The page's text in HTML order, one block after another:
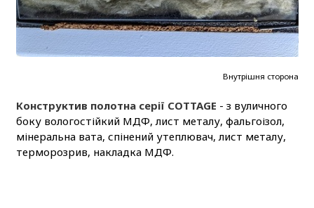
Внутрішня сторона
Конструктив полотна серії COTTAGE - з вуличного
боку вологостійкий МДФ, лист металу, фальгоізол,
мінеральна вата, спінений утеплювач, лист металу,
терморозрив, накладка МДФ.